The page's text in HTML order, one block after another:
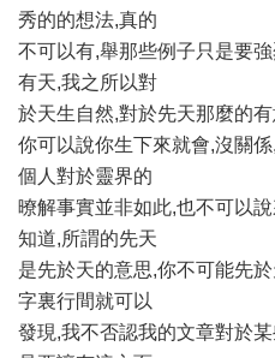
秀的的想法,真的
不可以有,舉那些例子只是要
有天,我之所以對
於天生自然,對於先天那麼的有
你可以說你生下來就會,沒關
個人對於靈界的
暸解事實並非如此,也不可以
知道,所謂的先天
是先於天的意思,你不可能先
字裏行間就可以
發現,我不否認我的文章對於